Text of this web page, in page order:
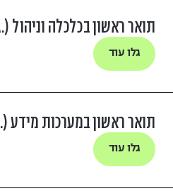
תואר ראשון בכלכלה וניהול (.B.A)
גלו עוד
תואר ראשון במערכות מידע (.B.Sc)
גלו עוד